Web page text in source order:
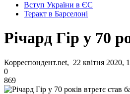
Вступ України в ЄС
Теракт в Барселоні
Річард Гір у 70
Корреспондент.net, 22 квітня 2020,
0
869